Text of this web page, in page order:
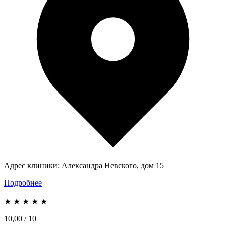
Адрес клиники: Александра Невского, дом 15
Подробнее
★ ★ ★ ★ ★
10,00 / 10